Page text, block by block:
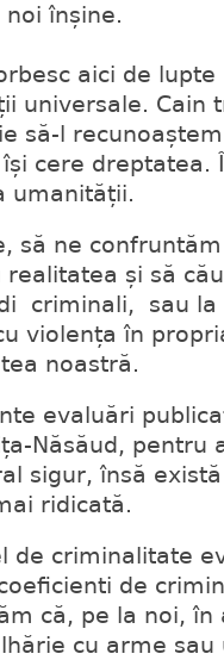
înșine.
aici de
universale. Cain
să-l
cere dreptatea.
umanității.
să ne
și să
criminali, sau la
violența în
noastră.
evaluări
Năsăud, pentru
sigur, însă
ridicată.
de criminalitate
de
că, pe la noi, în
cu arme